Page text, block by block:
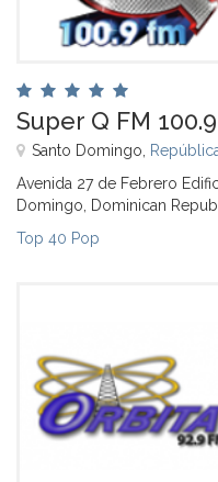
Super Q FM 100.9
Santo Domingo,
Avenida 27 de Febrero
Domingo, Dominican
Top 40 Pop